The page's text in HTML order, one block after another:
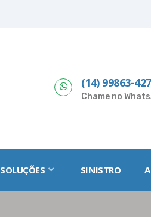
(14) 99863-
Chame no
SOLUÇÕES SINISTRO